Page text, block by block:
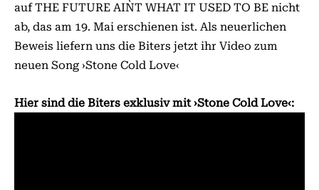
auf THE FUTURE AIN`T WHAT IT USED TO BE nicht
ab, das am 19. Mai erschienen ist. Als neuerlichen
Beweis liefern uns die Biters jetzt ihr Video zum
neuen Song ›Stone Cold Love‹
Hier sind die Biters exklusiv mit ›Stone Cold Love‹: